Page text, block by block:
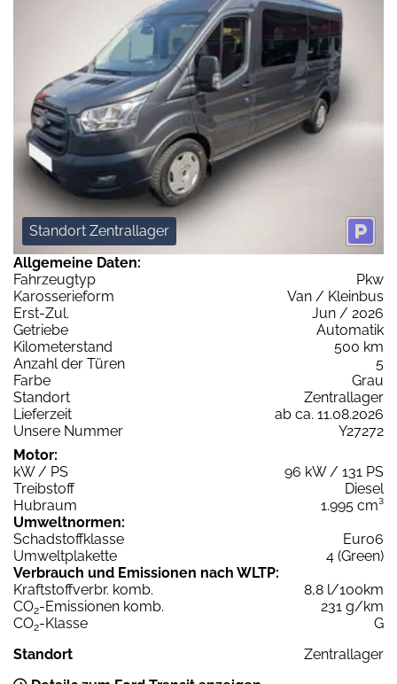
Standort Zentrallager
Allgemeine Daten:
Fahrzeugtyp
Pkw
Karosserieform
Van / Kleinbus
Erst-Zul.
Jun / 2026
Getriebe
Automatik
Kilometerstand
500 km
Anzahl der Türen
5
Farbe
Grau
Standort
Zentrallager
Lieferzeit
ab ca. 11.08.2026
Unsere Nummer
Y27272
Motor:
kW / PS
96 kW / 131 PS
Treibstoff
Diesel
Hubraum
1.995 cm³
Umweltnormen:
Schadstoffklasse
Euro6
Umweltplakette
4 (Green)
Verbrauch und Emissionen nach WLTP:
Kraftstoffverbr. komb.
8,8 l/100km
CO2-Emissionen komb.
231 g/km
CO2-Klasse
G
Standort
Zentrallager